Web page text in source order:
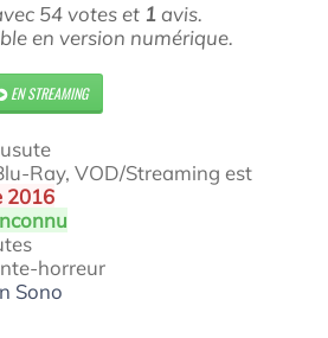
54votes et 1 avis.
en version numérique.
EN STREAMING
Ray, VOD/Streaming est
2016
horreur
Sono